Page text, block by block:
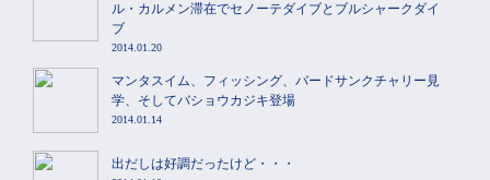
ル・カルメン滞在でセノーテダイブとブルシャークダイ
ブ
2014.01.20
マンタスイム、フィッシング、バードサンクチャリー見
学、そしてバショウカジキ登場
2014.01.14
出だしは好調だったけど・・・